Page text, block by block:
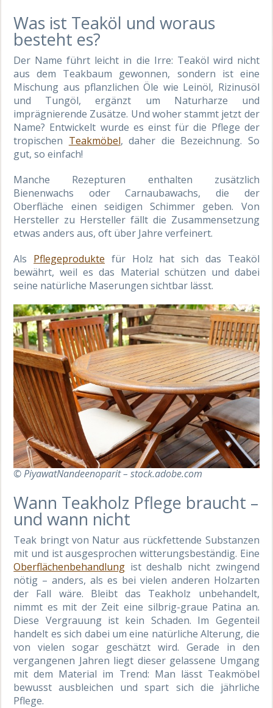
Was ist Teaköl und woraus
besteht es?
Der Name führt leicht in die Irre: Teaköl wird nicht
aus dem Teakbaum gewonnen, sondern ist eine
Mischung aus pflanzlichen Öle wie Leinöl, Rizinusöl
und Tungöl, ergänzt um Naturharze und
imprägnierende Zusätze. Und woher stammt jetzt der
Name? Entwickelt wurde es einst für die Pflege der
tropischen Teakmöbel, daher die Bezeichnung. So
gut, so einfach!
Manche Rezepturen enthalten zusätzlich
Bienenwachs oder Carnaubawachs, die der
Oberfläche einen seidigen Schimmer geben. Von
Hersteller zu Hersteller fällt die Zusammensetzung
etwas anders aus, oft über Jahre verfeinert.
Als Pflegeprodukte für Holz hat sich das Teaköl
bewährt, weil es das Material schützen und dabei
seine natürliche Maserungen sichtbar lässt.
© PiyawatNandeenoparit – stock.adobe.com
Wann Teakholz Pflege braucht –
und wann nicht
Teak bringt von Natur aus rückfettende Substanzen
mit und ist ausgesprochen witterungsbeständig. Eine
Oberflächenbehandlung ist deshalb nicht zwingend
nötig – anders, als es bei vielen anderen Holzarten
der Fall wäre. Bleibt das Teakholz unbehandelt,
nimmt es mit der Zeit eine silbrig-graue Patina an.
Diese Vergrauung ist kein Schaden. Im Gegenteil
handelt es sich dabei um eine natürliche Alterung, die
von vielen sogar geschätzt wird. Gerade in den
vergangenen Jahren liegt dieser gelassene Umgang
mit dem Material im Trend: Man lässt Teakmöbel
bewusst ausbleichen und spart sich die jährliche
Pflege.